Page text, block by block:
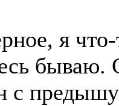
я
бываю.
с